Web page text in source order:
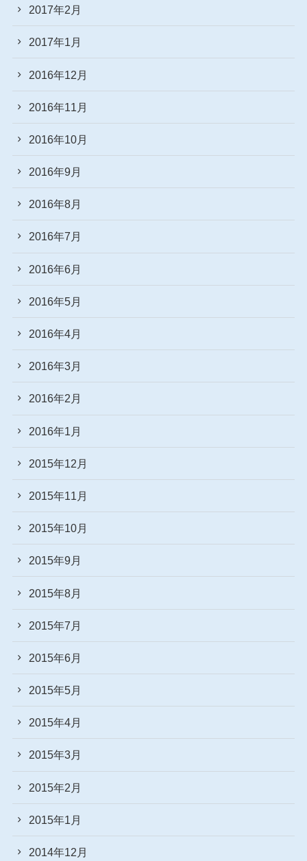
2017年2月
2017年1月
2016年12月
2016年11月
2016年10月
2016年9月
2016年8月
2016年7月
2016年6月
2016年5月
2016年4月
2016年3月
2016年2月
2016年1月
2015年12月
2015年11月
2015年10月
2015年9月
2015年8月
2015年7月
2015年6月
2015年5月
2015年4月
2015年3月
2015年2月
2015年1月
2014年12月